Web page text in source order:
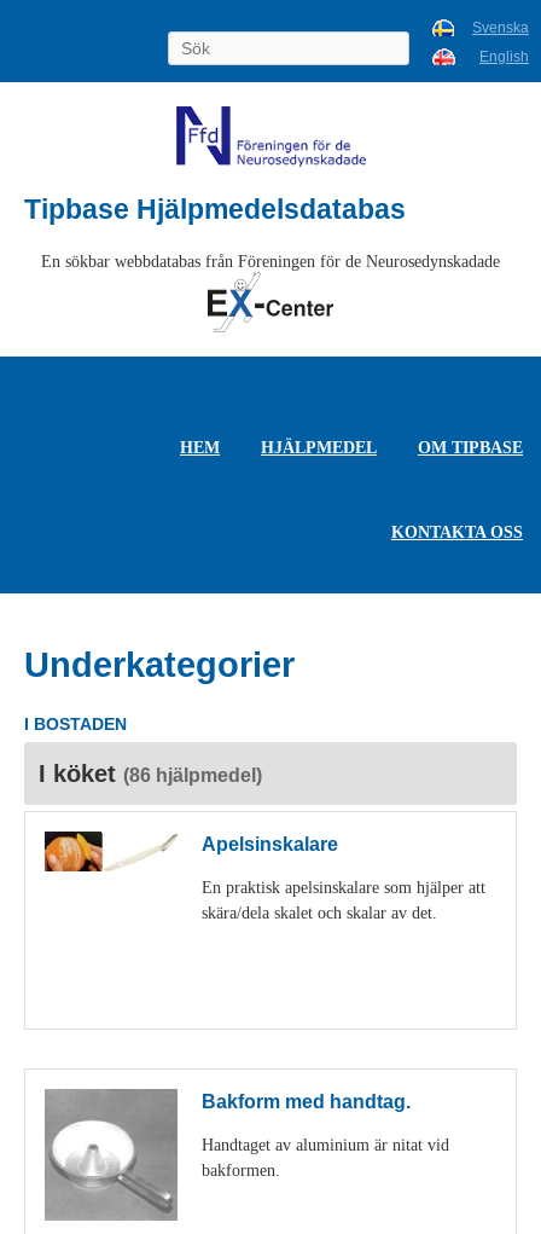
Svenska
English
Tipbase Hjälpmedelsdatabas
En sökbar webbdatabas från Föreningen för de Neurosedynskadade
HEM HJÄLPMEDEL OM TIPBASE
KONTAKTA OSS
Underkategorier
I BOSTADEN
I köket (86 hjälpmedel)
Apelsinskalare
En praktisk apelsinskalare som hjälper att
skära/dela skalet och skalar av det.
Bakform med handtag.
Handtaget av aluminium är nitat vid
bakformen.